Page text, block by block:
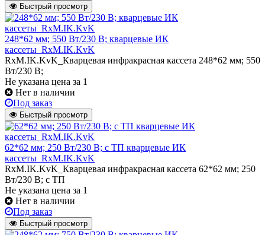
Быстрый просмотр
248*62 мм; 550 Вт/230 В; кварцевые ИК
кассеты_RxM.IK.KvK
RxM.IK.KvK_Кварцевая инфракрасная кассета 248*62 мм; 550
Вт/230 В;
Не указана цена за 1
Нет в наличии
Под заказ
Быстрый просмотр
62*62 мм; 250 Вт/230 В; с ТП кварцевые ИК
кассеты_RxM.IK.KvK
RxM.IK.KvK_Кварцевая инфракрасная кассета 62*62 мм; 250
Вт/230 В; с ТП
Не указана цена за 1
Нет в наличии
Под заказ
Быстрый просмотр